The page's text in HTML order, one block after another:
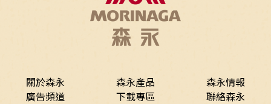
關於森永 森永產品
森永情報
廣告頻道
下載專區
聯絡森永